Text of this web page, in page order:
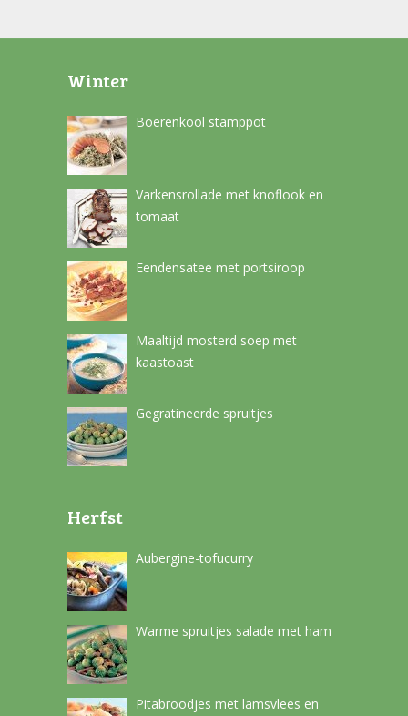
Winter
Boerenkool stamppot
Varkensrollade met knoflook en
tomaat
Eendensatee met portsiroop
Maaltijd mosterd soep met
kaastoast
Gegratineerde spruitjes
Herfst
Aubergine-tofucurry
Warme spruitjes salade met ham
Pitabroodjes met lamsvlees en